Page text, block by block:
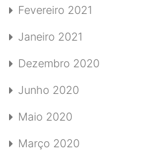
Fevereiro 2021
Janeiro 2021
Dezembro 2020
Junho 2020
Maio 2020
Março 2020